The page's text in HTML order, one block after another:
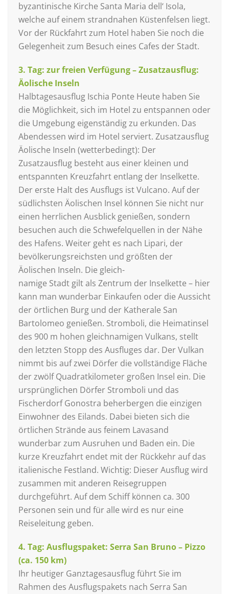
byzantinische Kirche Santa Maria dell‘ Isola,
welche auf einem strandnahen Küstenfelsen liegt.
Vor der Rückfahrt zum Hotel haben Sie noch die
Gelegenheit zum Besuch eines Cafes der Stadt.
3. Tag: zur freien Verfügung – Zusatzausflug:
Äolische Inseln
Halbtagesausflug Ischia Ponte Heute haben Sie
die Möglichkeit, sich im Hotel zu entspannen oder
die Umgebung eigenständig zu erkunden. Das
Abendessen wird im Hotel serviert. Zusatzausflug
Äolische Inseln (wetterbedingt): Der
Zusatzausflug besteht aus einer kleinen und
entspannten Kreuzfahrt entlang der Inselkette.
Der erste Halt des Ausflugs ist Vulcano. Auf der
südlichsten Äolischen Insel können Sie nicht nur
einen herrlichen Ausblick genießen, sondern
besuchen auch die Schwefelquellen in der Nähe
des Hafens. Weiter geht es nach Lipari, der
bevölkerungsreichsten und größten der
Äolischen Inseln. Die gleich-
namige Stadt gilt als Zentrum der Inselkette – hier
kann man wunderbar Einkaufen oder die Aussicht
der örtlichen Burg und der Katherale San
Bartolomeo genießen. Stromboli, die Heimatinsel
des 900 m hohen gleichnamigen Vulkans, stellt
den letzten Stopp des Ausfluges dar. Der Vulkan
nimmt bis auf zwei Dörfer die vollständige Fläche
der zwölf Quadratkilometer großen Insel ein. Die
ursprünglichen Dörfer Stromboli und das
Fischerdorf Gonostra beherbergen die einzigen
Einwohner des Eilands. Dabei bieten sich die
örtlichen Strände aus feinem Lavasand
wunderbar zum Ausruhen und Baden ein. Die
kurze Kreuzfahrt endet mit der Rückkehr auf das
italienische Festland. Wichtig: Dieser Ausflug wird
zusammen mit anderen Reisegruppen
durchgeführt. Auf dem Schiff können ca. 300
Personen sein und für alle wird es nur eine
Reiseleitung geben.
4. Tag: Ausflugspaket: Serra San Bruno – Pizzo
(ca. 150 km)
Ihr heutiger Ganztagesausflug führt Sie im
Rahmen des Ausflugspakets nach Serra San